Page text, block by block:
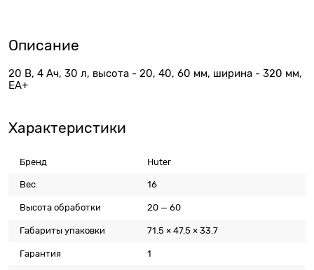
Описание
20 В, 4 Ач, 30 л, высота - 20, 40, 60 мм, ширина - 320 мм,
ЕА+
Характеристики
Бренд Huter
Вес 16
Высота обработки 20 — 60
Габариты упаковки 71.5 × 47.5 × 33.7
Гарантия 1